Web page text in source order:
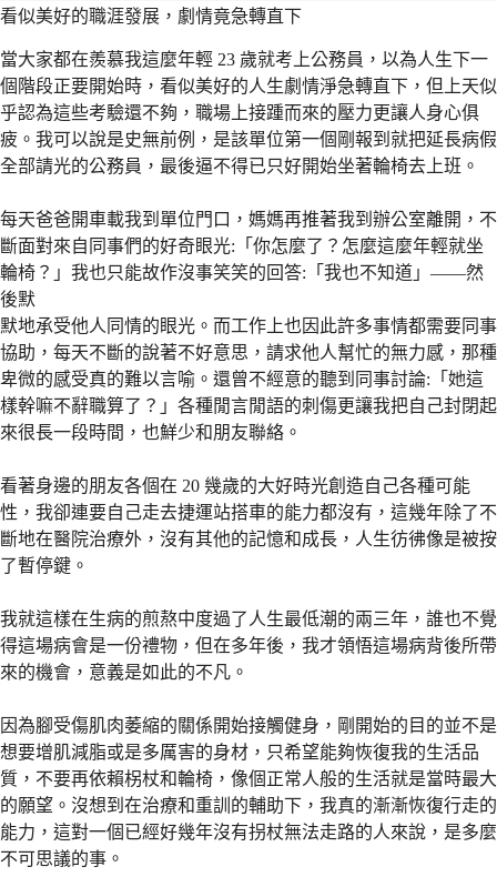
看似美好的職涯發展，劇情竟急轉直下
當大家都在羨慕我這麼年輕 23 歲就考上公務員，以為人生下一
個階段正要開始時，看似美好的人生劇情淨急轉直下，但上天似
乎認為這些考驗還不夠，職場上接踵而來的壓力更讓人身心俱
疲。我可以說是史無前例，是該單位第一個剛報到就把延長病假
全部請光的公務員，最後逼不得已只好開始坐著輪椅去上班。
每天爸爸開車載我到單位門口，媽媽再推著我到辦公室離開，不
斷面對來自同事們的好奇眼光:「你怎麼了？怎麼這麼年輕就坐
輪椅？」我也只能故作沒事笑笑的回答:「我也不知道」——然
後默
默地承受他人同情的眼光。而工作上也因此許多事情都需要同事
協助，每天不斷的說著不好意思，請求他人幫忙的無力感，那種
卑微的感受真的難以言喻。還曾不經意的聽到同事討論:「她這
樣幹嘛不辭職算了？」各種閒言閒語的刺傷更讓我把自己封閉起
來很長一段時間，也鮮少和朋友聯絡。
看著身邊的朋友各個在 20 幾歲的大好時光創造自己各種可能
性，我卻連要自己走去捷運站搭車的能力都沒有，這幾年除了不
斷地在醫院治療外，沒有其他的記憶和成長，人生彷彿像是被按
了暫停鍵。
我就這樣在生病的煎熬中度過了人生最低潮的兩三年，誰也不覺
得這場病會是一份禮物，但在多年後，我才領悟這場病背後所帶
來的機會，意義是如此的不凡。
因為腳受傷肌肉萎縮的關係開始接觸健身，剛開始的目的並不是
想要增肌減脂或是多厲害的身材，只希望能夠恢復我的生活品
質，不要再依賴柺杖和輪椅，像個正常人般的生活就是當時最大
的願望。沒想到在治療和重訓的輔助下，我真的漸漸恢復行走的
能力，這對一個已經好幾年沒有拐杖無法走路的人來說，是多麼
不可思議的事。